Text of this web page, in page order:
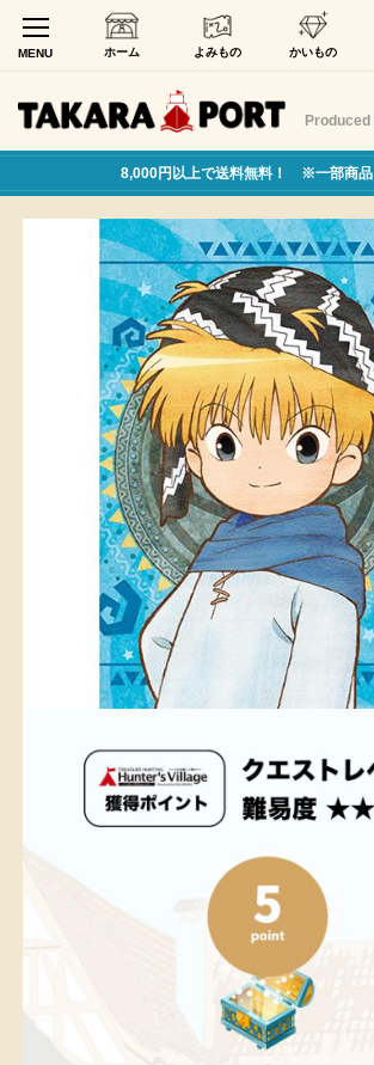
MENU ホーム よみもの かいもの
Produced
8,000円以上で送料無料！ ※一部商品